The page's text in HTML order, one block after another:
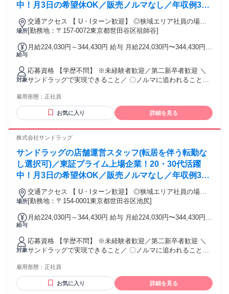
中！月3日の希望休OK／販売ノルマなし／年収例32
歳SV816万円／販促企画～商品管理など店舗運営が
メインの仕事
場所
交通アクセス 【 U・Iターン歓迎】 ◎狭域エリア社員の場合
は 転居を伴う転勤はありません。 ◎マイカー通勤OK
[勤務地：〒157-0072東京都世田谷区祖師谷]
給与
月給224,030円～344,430円 給与 月給224,030円〜344,430円
エリア社員（規定エリア内転勤）：22万4030円～32万4430円
狭域エリア社員（転居を伴う異動なし）：22万4030円～32万
4430円 ※ナショナル社員・広域エリア社員は転居を伴う転勤
中、転勤手当を別途支給 エリア内転勤時：7000円～2万3000
対象
応募資格 【学歴不問】 ※未経験者歓迎／第二新卒者歓迎 ＼
サンドラッグで実現できること／ 〇ノルマに追われることな
同時に 身に付けられる。 〇登録販売者の資格を取得できる。
└業務時間中に 資格や業務の勉強ができます。 〇店長などポ
ストアップが可能。 └長期に亘り、成長を支援します。 〇町
雇用形態： 正社員
お気に入り 詳細を見る
株式会社サンドラッグ
サンドラッグの店舗運営スタッフ(転居を伴う転勤な
し選択可)／東証プライム上場企業！20・30代活躍
中！月3日の希望休OK／販売ノルマなし／年収例32
歳SV816万円／販促企画～商品管理など店舗運営が
メインの仕事
場所
交通アクセス 【 U・Iターン歓迎】 ◎狭域エリア社員の場合
は 転居を伴う転勤はありません。 ◎マイカー通勤OK
[勤務地：〒154-0001東京都世田谷区池尻]
給与
月給224,030円～344,430円 給与 月給224,030円〜344,430円
エリア社員（規定エリア内転勤）：22万4030円～32万4430円
狭域エリア社員（転居を伴う異動なし）：22万4030円～32万
4430円 ※ナショナル社員・広域エリア社員は転居を伴う転勤
中、転勤手当を別途支給 エリア内転勤時：7000円～2万3000
対象
応募資格 【学歴不問】 ※未経験者歓迎／第二新卒者歓迎 ＼
サンドラッグで実現できること／ 〇ノルマに追われることな
同時に 身に付けられる。 〇登録販売者の資格を取得できる。
└業務時間中に 資格や業務の勉強ができます。 〇店長などポ
ストアップが可能。 └長期に亘り、成長を支援します。 〇町
雇用形態： 正社員
お気に入り 詳細を見る